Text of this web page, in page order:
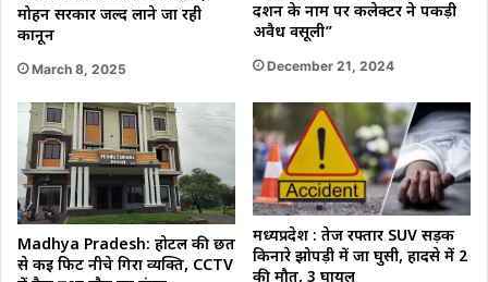
मोहन सरकार जल्द लाने जा रही
कानून
March 8, 2025
दर्शन के नाम पर कलेक्टर ने पकड़ी
अवैध वसूली”
December 21, 2024
Madhya Pradesh: होटल की छत
से कई फिट नीचे गिरा व्यक्ति, CCTV
मध्यप्रदेश : तेज रफ्तार SUV सड़क
किनारे झोपड़ी में जा घुसी, हादसे में 2
की मौत, 3 घायल